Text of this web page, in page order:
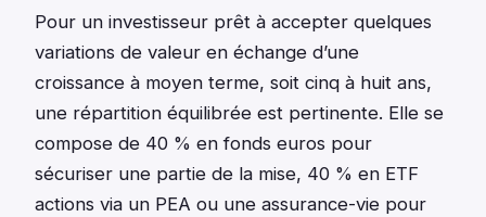
Pour un investisseur prêt à accepter quelques
variations de valeur en échange d’une
croissance à moyen terme, soit cinq à huit ans,
une répartition équilibrée est pertinente. Elle se
compose de 40 % en fonds euros pour
sécuriser une partie de la mise, 40 % en ETF
actions via un PEA ou une assurance-vie pour